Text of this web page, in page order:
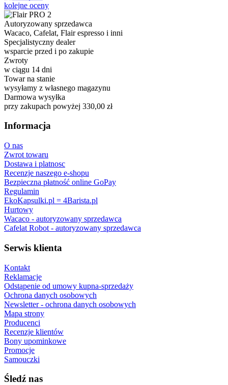
kolejne oceny
Autoryzowany sprzedawca
Wacaco, Cafelat, Flair espresso i inni
Specjalistyczny dealer
wsparcie przed i po zakupie
Zwroty
w ciągu 14 dni
Towar na stanie
wysyłamy z własnego magazynu
Darmowa wysyłka
przy zakupach powyżej 330,00 zł
Informacja
O nas
Zwrot towaru
Dostawa i platnosc
Recenzje naszego e-shopu
Bezpieczna płatność online GoPay
Regulamin
EkoKapsulki.pl = 4Barista.pl
Hurtowy
Wacaco - autoryzowany sprzedawca
Cafelat Robot - autoryzowany sprzedawca
Serwis klienta
Kontakt
Reklamacje
Odstąpenie od umowy kupna-sprzedaży
Ochrona danych osobowych
Newsletter - ochrona danych osobowych
Mapa strony
Producenci
Recenzje klientów
Bony upominkowe
Promocje
Samouczki
Śledź nas